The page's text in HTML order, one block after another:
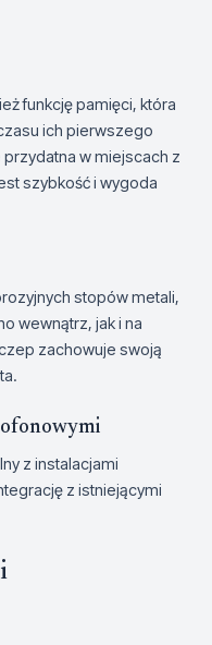
funkcję pamięci, która
ich pierwszego
w miejscach z
szybkość i wygoda
stopów metali,
wewnątrz, jak i na
zachowuje swoją
z instalacjami
z istniejącymi